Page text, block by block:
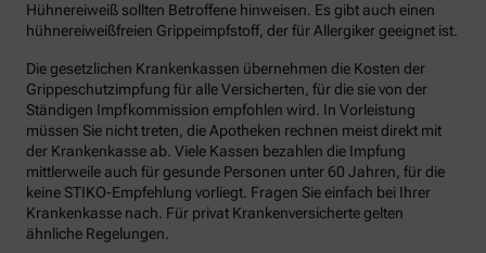
Hühnereiweiß sollten Betroffene hinweisen. Es gibt auch einen
hühnereiweißfreien Grippeimpfstoff, der für Allergiker geeignet ist.
Die gesetzlichen Krankenkassen übernehmen die Kosten der
Grippeschutzimpfung für alle Versicherten, für die sie von der
Ständigen Impfkommission empfohlen wird. In Vorleistung
müssen Sie nicht treten, die Apotheken rechnen meist direkt mit
der Krankenkasse ab. Viele Kassen bezahlen die Impfung
mittlerweile auch für gesunde Personen unter 60 Jahren, für die
keine STIKO-Empfehlung vorliegt. Fragen Sie einfach bei Ihrer
Krankenkasse nach. Für privat Krankenversicherte gelten
ähnliche Regelungen.